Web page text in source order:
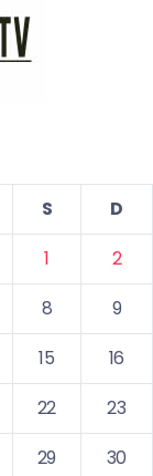
S
D
1
2
8
9
15
16
22
23
29
30